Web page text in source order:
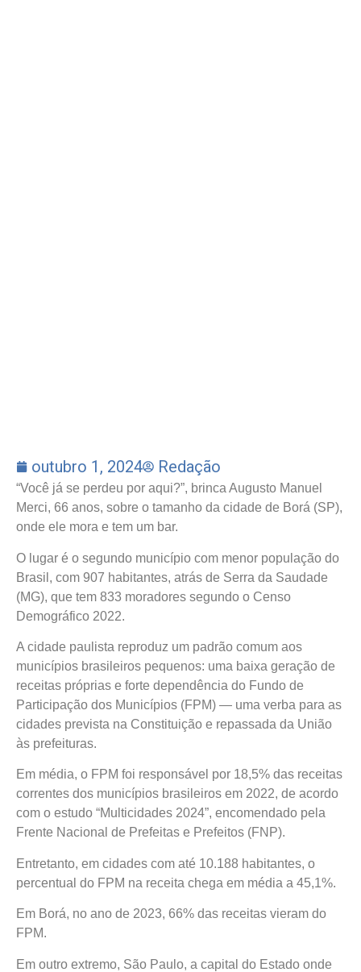
outubro 1, 2024 Redação
“Você já se perdeu por aqui?”, brinca Augusto Manuel
Merci, 66 anos, sobre o tamanho da cidade de Borá (SP),
onde ele mora e tem um bar.
O lugar é o segundo município com menor população do
Brasil, com 907 habitantes, atrás de Serra da Saudade
(MG), que tem 833 moradores segundo o Censo
Demográfico 2022.
A cidade paulista reproduz um padrão comum aos
municípios brasileiros pequenos: uma baixa geração de
receitas próprias e forte dependência do Fundo de
Participação dos Municípios (FPM) — uma verba para as
cidades prevista na Constituição e repassada da União
às prefeituras.
Em média, o FPM foi responsável por 18,5% das receitas
correntes dos municípios brasileiros em 2022, de acordo
com o estudo “Multicidades 2024”, encomendado pela
Frente Nacional de Prefeitas e Prefeitos (FNP).
Entretanto, em cidades com até 10.188 habitantes, o
percentual do FPM na receita chega em média a 45,1%.
Em Borá, no ano de 2023, 66% das receitas vieram do
FPM.
Em outro extremo, São Paulo, a capital do Estado onde